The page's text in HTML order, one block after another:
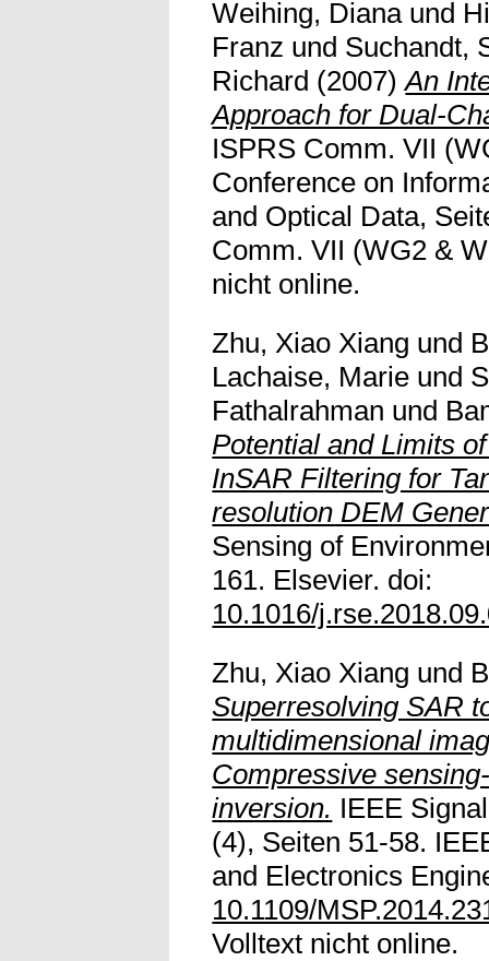
Weihing, Dianaund
Franz und Suchandt,
Richard (2007)An
Approach for Dual-
ISPRS Comm. VII
Conference on
and Optical Data,
Comm. VII (WG2 &
nicht online.
Zhu, Xiao Xiang und
Lachaise, Marie und
Fathalrahman und
Potential and Limits
InSAR Filtering for
resolution DEM
Sensing of
161. Elsevier. doi:
10.1016/
Zhu, Xiao Xiang und
Superresolving SAR
multidimensional
Compressive
inversion. IEEE
(4), Seiten 51-58.
and Electronics
10.1109/
Volltext nicht online.